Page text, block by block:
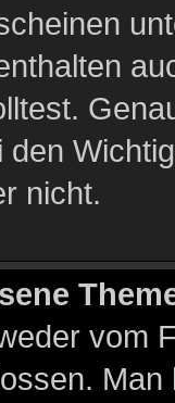
nicht.
vom